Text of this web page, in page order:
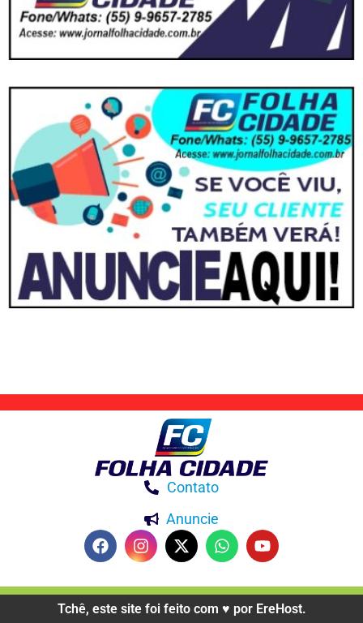
Contato
Anuncie
Tchê, este site foi feito com ♥️ por EreHost.